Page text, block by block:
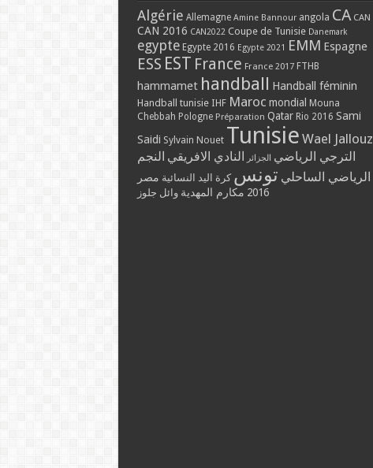
Algérie Allemagne Amine Bannour angola CA CAN
CAN 2016 CAN2022 Coupe de Tunisie Danemark
egypte Egypte 2016 Egypte 2021 EMM Espagne
ESS EST France France 2017 FTHB
hammamet handball Handball féminin
Handball tunisie IHF Maroc mondial Mouna
Chebbah Pologne Préparation Qatar Rio 2016 Sami
Saidi Sylvain Nouet Tunisie Wael Jallouz
الترجي الرياضي الجزائر النادي الافريقي النجم
الرياضي الساحلي تونس كرة اليد النسائية مصر
2016 مكارم المهدية وائل جلوز